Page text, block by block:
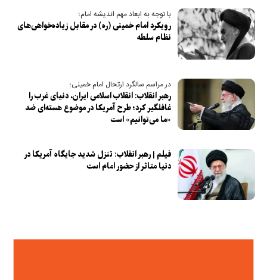
با توجه به ابعاد مهم اندیشه امام؛
رویکرد امام خمینی (ره) در مقابل زیاده‌خواهی‌های
نظام سلطه
در مراسم سالگرد ارتحال امام خمینی؛
رهبر انقلاب: انقلاب اسلامی ایران، دنیای غرب را
غافلگیر کرد؛ طرح آمریکا در موضوع هسته‌ای ضد
«ما می‌توانیم» است
فیلم | رهبر انقلاب: تنزل شدید جایگاه آمریکا در
دنیا متاثر از حضور امام است